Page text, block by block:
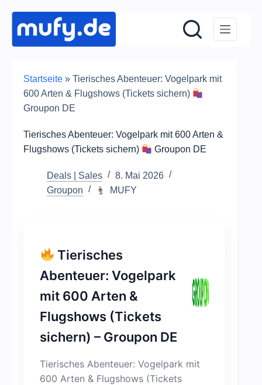
Inhalt
springen
Startseite » Tierisches Abenteuer: Vogelpark mit
600 Arten & Flugshows (Tickets sichern)
Groupon DE
Tierisches Abenteuer: Vogelpark mit 600 Arten &
Flugshows (Tickets sichern)
Groupon DE
Deals | Sales
8. Mai 2026
Groupon
MUFY
Tierisches
Abenteuer: Vogelpark
mit 600 Arten &
Flugshows (Tickets
sichern) – Groupon DE
Tierisches Abenteuer: Vogelpark mit
600 Arten & Flugshows (Tickets